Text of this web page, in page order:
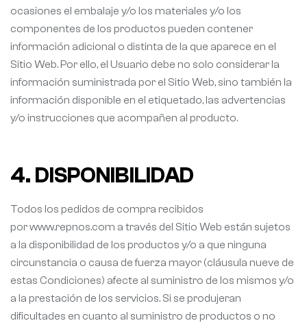
ocasiones el embalaje y/o los materiales y/o los
componentes de los productos pueden contener
información adicional o distinta de la que aparece en el
Sitio Web. Por ello, el Usuario debe no solo considerar la
información suministrada por el Sitio Web, sino también la
información disponible en el etiquetado, las advertencias
y/o instrucciones que acompañen al producto.
4. DISPONIBILIDAD
Todos los pedidos de compra recibidos
por www.repnos.com a través del Sitio Web están sujetos
a la disponibilidad de los productos y/o a que ninguna
circunstancia o causa de fuerza mayor (cláusula nueve de
estas Condiciones) afecte al suministro de los mismos y/o
a la prestación de los servicios. Si se produjeran
dificultades en cuanto al suministro de productos o no